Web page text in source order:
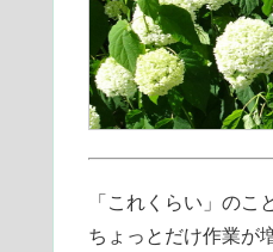
「これくらい」のこ
ちょっとだけ作業が